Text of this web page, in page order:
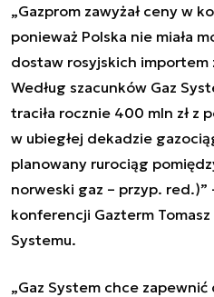
„Gazprom zawyżał ceny w
ponieważ Polska nie miała
dostaw rosyjskich importem
Według szacunków Gaz
traciła rocznie 400 mln zł z
w ubiegłej dekadzie
planowany rurociąg
norweski gaz – przyp. red.)”
konferencji Gazterm
Systemu.
„Gaz System chce